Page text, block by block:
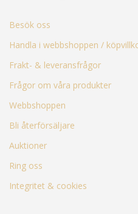
Besök oss
Handla i webbshoppen /
Frakt- & leveransfrågor
Frågor om våra produkter
Webbshoppen
Bli återförsäljare
Auktioner
Ring oss
Integritet & cookies